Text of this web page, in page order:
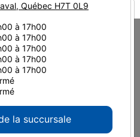
you are
, Québec H7T 0L9
à 17h00
à 17h00
à 17h00
à 17h00
à 17h00
la succursale